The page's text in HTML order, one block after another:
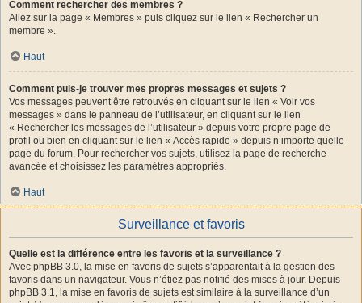
Comment rechercher des membres ?
Allez sur la page « Membres » puis cliquez sur le lien « Rechercher un
membre ».
Haut
Comment puis-je trouver mes propres messages et sujets ?
Vos messages peuvent être retrouvés en cliquant sur le lien « Voir vos
messages » dans le panneau de l’utilisateur, en cliquant sur le lien
« Rechercher les messages de l’utilisateur » depuis votre propre page de
profil ou bien en cliquant sur le lien « Accès rapide » depuis n’importe quelle
page du forum. Pour rechercher vos sujets, utilisez la page de recherche
avancée et choisissez les paramètres appropriés.
Haut
Surveillance et favoris
Quelle est la différence entre les favoris et la surveillance ?
Avec phpBB 3.0, la mise en favoris de sujets s’apparentait à la gestion des
favoris dans un navigateur. Vous n’étiez pas notifié des mises à jour. Depuis
phpBB 3.1, la mise en favoris de sujets est similaire à la surveillance d’un